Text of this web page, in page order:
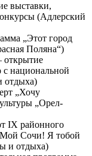
выставки,
(Адлерский
„Этот город
Поляна“)
с национальной
отдыха)
„Хочу
„Орел-
IX районного
Сочи! Я тобой
и отдыха)